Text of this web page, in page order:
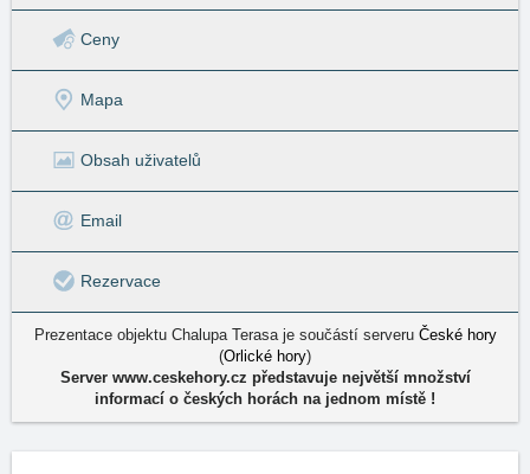
Ceny
Mapa
Obsah uživatelů
Email
Rezervace
Prezentace objektu Chalupa Terasa je součástí serveru České hory
(Orlické hory)
Server www.ceskehory.cz představuje největší množství
informací o českých horách na jednom místě !